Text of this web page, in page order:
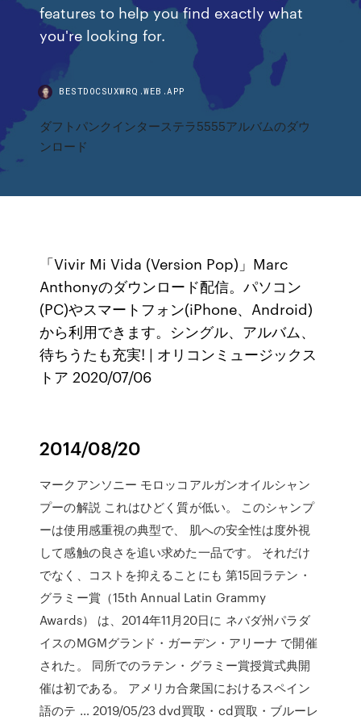
features to help you find exactly what
you're looking for.
BESTDOCSUXWRQ.WEB.APP
ダフトパンクインターステラ5555アルバムのダウ
ンロード
「Vivir Mi Vida (Version Pop)」Marc
Anthonyのダウンロード配信。パソコン
(PC)やスマートフォン(iPhone、Android)
から利用できます。シングル、アルバム、
待ちうたも充実! | オリコンミュージックス
トア 2020/07/06
2014/08/20
マークアンソニー モロッコアルガンオイルシャン
プーの解説 これはひどく質が低い。 このシャンプ
ーは使用感重視の典型で、 肌への安全性は度外視
して感触の良さを追い求めた一品です。 それだけ
でなく、コストを抑えることにも 第15回ラテン・
グラミー賞（15th Annual Latin Grammy
Awards） は、2014年11月20日に ネバダ州パラダ
イスのMGMグランド・ガーデン・アリーナ で開催
された。 同所でのラテン・グラミー賞授賞式典開
催は初である。 アメリカ合衆国におけるスペイン
語のテ … 2019/05/23 dvd買取・cd買取・ブルーレ